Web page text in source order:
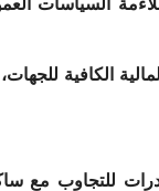
الكافية
للتجاوب مع